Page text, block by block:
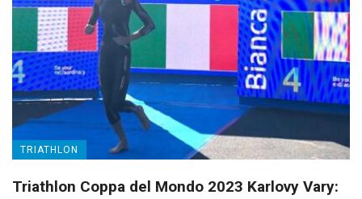
TRIATHLON
Triathlon Coppa del Mondo 2023 Karlovy Vary: